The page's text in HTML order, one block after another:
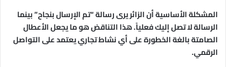
المشكلة الأساسية أن الزائر يرى رسالة “تم الإرسال بنجاح” بينما
الرسالة لا تصل إليك فعلياً. هذا التناقض هو ما يجعل الأعطال
الصامتة بالغة الخطورة على أي نشاط تجاري يعتمد على التواصل
الرقمي.